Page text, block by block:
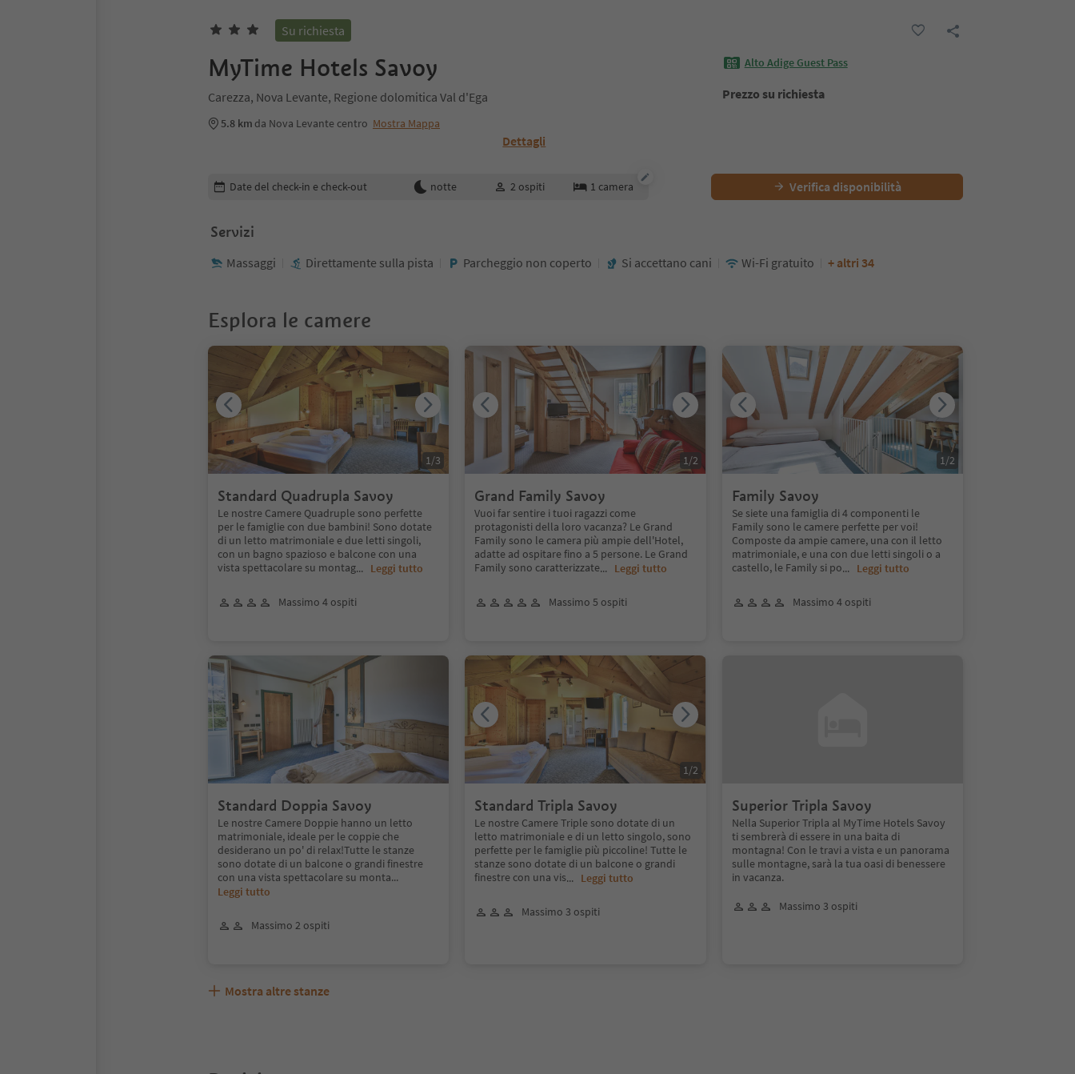
Su richiesta
MyTime Hotels Savoy
Carezza, Nova Levante, Regione dolomitica Val d'Ega
5.8 km da Nova Levante centro Mostra Mappa
Dettagli
Alto Adige Guest Pass
Prezzo su richiesta
Modifica i dettagli della prenotazione
Date del check-in e check-out notte 2 ospiti 1 camera Verifica disponibilità
Servizi
Massaggi Direttamente sulla pista Parcheggio non coperto Si accettano cani Wi-Fi gratuito + altri 34
Esplora le camere
Standard Quadrupla Savoy
Le nostre Camere Quadruple sono perfette
per le famiglie con due bambini! Sono dotate
di un letto matrimoniale e due letti singoli,
con un bagno spazioso e balcone con una
vista spettacolare su montag... Leggi tutto
Massimo 4 ospiti
1/3
Grand Family Savoy
Vuoi far sentire i tuoi ragazzi come
protagonisti della loro vacanza? Le Grand
Family sono le camera più ampie dell'Hotel,
adatte ad ospitare fino a 5 persone. Le Grand
Family sono caratterizzate... Leggi tutto
Massimo 5 ospiti
1/2
Family Savoy
Se siete una famiglia di 4 componenti le
Family sono le camere perfette per voi!
Composte da ampie camere, una con il letto
matrimoniale, e una con due letti singoli o a
castello, le Family si po... Leggi tutto
Massimo 4 ospiti
1/2
Standard Doppia Savoy
Le nostre Camere Doppie hanno un letto
matrimoniale, ideale per le coppie che
desiderano un po' di relax!Tutte le stanze
sono dotate di un balcone o grandi finestre
con una vista spettacolare su monta...
Leggi tutto
Massimo 2 ospiti
Standard Tripla Savoy
Le nostre Camere Triple sono dotate di un
letto matrimoniale e di un letto singolo, sono
perfette per le famiglie più piccoline! Tutte le
stanze sono dotate di un balcone o grandi
finestre con una vis... Leggi tutto
Massimo 3 ospiti
1/2
Superior Tripla Savoy
Nella Superior Tripla al MyTime Hotels Savoy
ti sembrerà di essere in una baita di
montagna! Con le travi a vista e un panorama
sulle montagne, sarà la tua oasi di benessere
in vacanza.
Massimo 3 ospiti
Mostra altre stanze